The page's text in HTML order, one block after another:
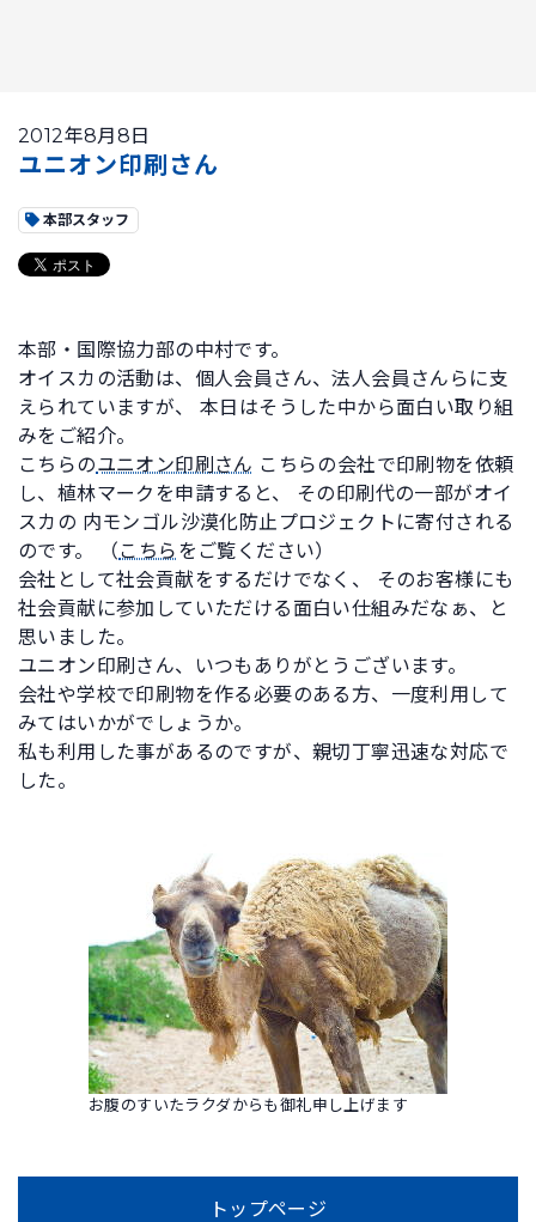
2012年8月8日
ユニオン印刷さん
本部スタッフ
本部・国際協力部の中村です。
オイスカの活動は、個人会員さん、法人会員さんらに支
えられていますが、 本日はそうした中から面白い取り組
みをご紹介。
こちらのユニオン印刷さん こちらの会社で印刷物を依頼
し、植林マークを申請すると、 その印刷代の一部がオイ
スカの 内モンゴル沙漠化防止プロジェクトに寄付される
のです。 （こちら をご覧ください）
会社として社会貢献をするだけでなく、 そのお客様にも
社会貢献に参加していただける面白い仕組みだなぁ、と
思いました。
ユニオン印刷さん、いつもありがとうございます。
会社や学校で印刷物を作る必要のある方、一度利用して
みてはいかがでしょうか。
私も利用した事があるのですが、親切丁寧迅速な対応で
した。
お腹のすいたラクダからも御礼申し上げます
トップページ